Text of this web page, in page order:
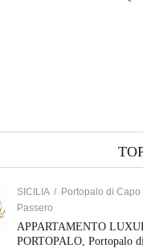
SICILIA / Portopalo di Capo
Passero
APPARTAMENTO
PORTOPALO, Portopalo